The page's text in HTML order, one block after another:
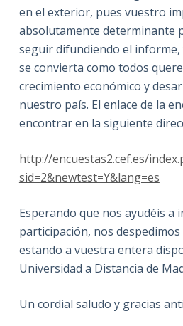
en el exterior, pues vuestro
absolutamente determinante
seguir difundiendo el informe,
se convierta como todos
crecimiento económico y
nuestro país. El enlace de la
encontrar en la siguiente
http://encuestas2.cef.es/
sid=2&newtest=Y&lang=es
Esperando que nos ayudéis a
participación, nos
estando a vuestra entera
Universidad a Distancia de
Un cordial saludo y gracias